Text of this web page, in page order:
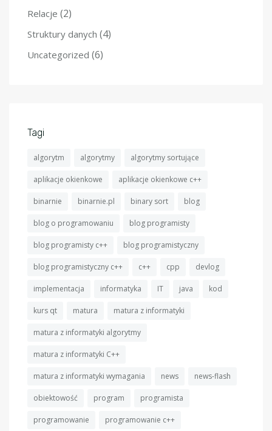
Relacje (2)
Struktury danych (4)
Uncategorized (6)
Tagi
algorytm algorytmy algorytmy sortujące
aplikacje okienkowe aplikacje okienkowe c++
binarnie binarnie.pl binary sort blog
blog o programowaniu blog programisty
blog programisty c++ blog programistyczny
blog programistyczny c++ c++ cpp devlog
implementacja informatyka IT java kod
kurs qt matura matura z informatyki
matura z informatyki algorytmy
matura z informatyki C++
matura z informatyki wymagania news news-flash
obiektowość program programista
programowanie programowanie c++